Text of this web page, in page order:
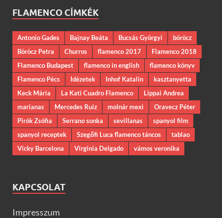
FLAMENCO CÍMKÉK
Antonio Gades Bajnay Beáta Bucsás Györgyi
böröcz
Böröcz Petra
Churros flamenco 2017
Flamenco 2018
Flamenco Budapest
flamenco in english
flamenco könyv
Flamenco Pécs
Idézetek Inhof Katalin
kasztanyetta
Keck Mária
La Kati Cuadro Flamenco
Lippai Andrea
marianas
Mercedes Ruiz molnár mexi
Oravecz Péter
Pirók Zsófia
Serrano sonka sevillanas
spanyol film
spanyol receptek
Szegőfi Luca flamenco táncos
tablao
Vicky Barcelona
Virginia Delgado vámos veronika
KAPCSOLAT
Impresszum